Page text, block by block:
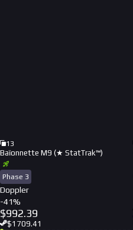
13
Baïonnette M9 (★ StatTrak™)
Phase 3
Doppler
-41%
$992.39
$1709.41